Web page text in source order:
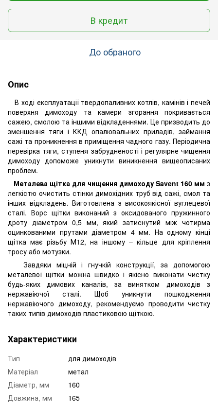
В кредит
До обраного
Опис
В ході експлуатації твердопаливних котлів, камінів і печей
поверхня димоходу та камери згорання покривається
сажею, смолою та іншими відкладеннями. Це призводить до
зменшення тяги і ККД опалювальних приладів, займання
сажі та проникнення в приміщення чадного газу. Періодична
перевірка тяги, ступеня забрудненості і регулярне чищення
димоходу допоможе уникнути виникнення вищеописаних
проблем.
Металева щітка для чищення димоходу Savent 160 мм з
легкістю очистить стінки димохідних труб від сажі, смол та
інших відкладень. Виготовлена ​​з високоякісної вуглецевої
сталі. Ворс щітки виконаний з оксидованого пружинного
дроту діаметром 0,5 мм, який затиснутий між чотирма
оцинкованими прутами діаметром 4 мм. На одному кінці
щітка має різьбу М12, на іншому – кільце для кріплення
тросу або мотузки.
Завдяки міцній і гнучкій конструкції, за допомогою
металевої щітки можна швидко і якісно виконати чистку
будь-яких димових каналів, за винятком димоходів з
нержавіючої сталі. Щоб уникнути пошкодження
нержавіючого димоходу, рекомендуємо проводити чистку
таких типів димоходів пластиковою щіткою.
Характеристики
Тип
для димоходів
Матеріал
метал
Діаметр, мм
160
Довжина, мм
165